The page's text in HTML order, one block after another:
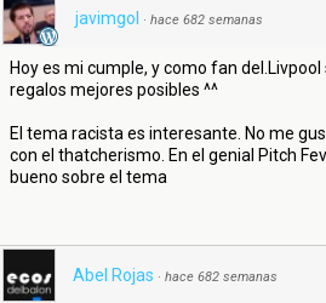
javimgol · hace 682 semanas
Hoy es mi cumple, y como fan
regalos mejores posibles ^^
El tema racista es interesante. No me
con el thatcherismo. En el genial Pitch
bueno sobre el tema
Abel Rojas · hace 682 semanas